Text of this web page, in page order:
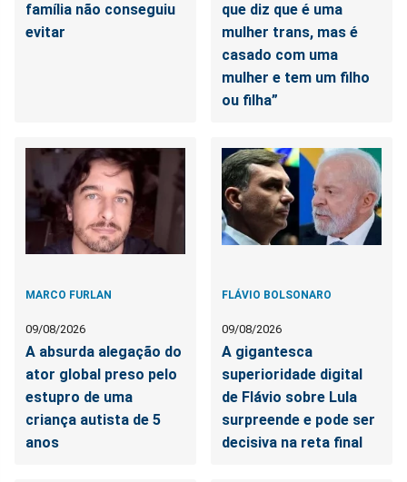
família não conseguiu
evitar
que diz que é uma
mulher trans, mas é
casado com uma
mulher e tem um filho
ou filha”
MARCO FURLAN
09/08/2026
A absurda alegação do
ator global preso pelo
estupro de uma
criança autista de 5
anos
FLÁVIO BOLSONARO
09/08/2026
A gigantesca
superioridade digital
de Flávio sobre Lula
surpreende e pode ser
decisiva na reta final